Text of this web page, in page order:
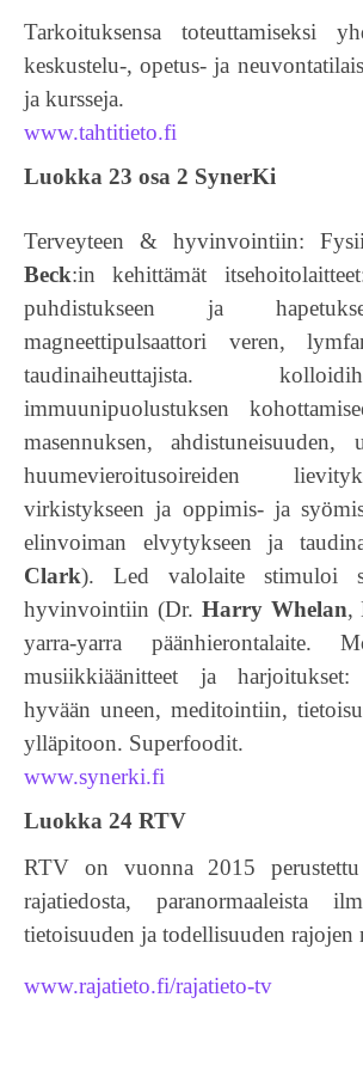
Tarkoituksensa toteuttamiseksi
keskustelu-, opetus- ja
ja kursseja.
www.tahtitieto.fi
Luokka 23 osa 2 SynerKi
Terveyteen & hyvinvointiin:
Beck:in kehittämät
puhdistukseen ja
magneettipulsaattori veren,
taudinaiheuttajista.
immuunipuolustuksen
masennuksen,
huumevieroitusoireiden
virkistykseen ja oppimis- ja
elinvoiman elvytykseen ja
Clark). Led valolaite stimuloi
hyvinvointiin (Dr. Harry Whelan,
yarra-yarra päänhierontalaite.
musiikkiäänitteet ja harjoitukset:
hyvään uneen, meditointiin,
ylläpitoon. Superfoodit.
www.synerki.fi
Luokka 24 RTV
RTV on vuonna 2015
rajatiedosta, paranormaaleista
tietoisuuden ja todellisuuden
www.rajatieto.fi/rajatieto-tv